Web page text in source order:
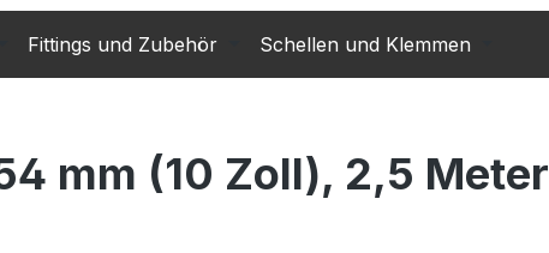
Fittings und Zubehör Schellen und Klemmen
mm (10 Zoll), 2,5 Meter